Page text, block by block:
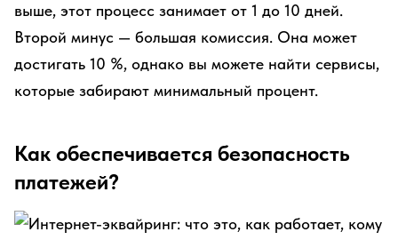
выше, этот процесс занимает от 1 до 10 дней.
Второй минус — большая комиссия. Она может
достигать 10 %, однако вы можете найти сервисы,
которые забирают минимальный процент.
Как обеспечивается безопасность
платежей?